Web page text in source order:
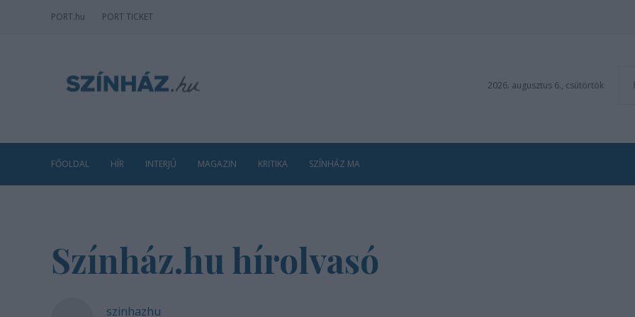
PORT.hu PORT TICKET
2026. augusztus 6., csütörtök
FŐOLDAL HÍR INTERJÚ MAGAZIN KRITIKA SZÍNHÁZ MA
Színház.hu hírolvasó
szinhazhu